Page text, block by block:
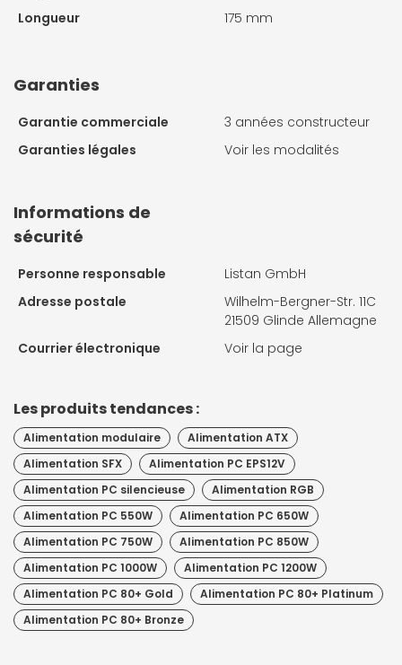
Longueur
175 mm
Garanties
Garantie commerciale
3 années constructeur
Garanties légales
Voir les modalités
Informations de
sécurité
Personne responsable
Listan GmbH
Adresse postale
Wilhelm-Bergner-Str. 11C
21509 Glinde Allemagne
Courrier électronique
Voir la page
Les produits tendances :
Alimentation modulaire
Alimentation ATX
Alimentation SFX
Alimentation PC EPS12V
Alimentation PC silencieuse
Alimentation RGB
Alimentation PC 550W
Alimentation PC 650W
Alimentation PC 750W
Alimentation PC 850W
Alimentation PC 1000W
Alimentation PC 1200W
Alimentation PC 80+ Gold
Alimentation PC 80+ Platinum
Alimentation PC 80+ Bronze